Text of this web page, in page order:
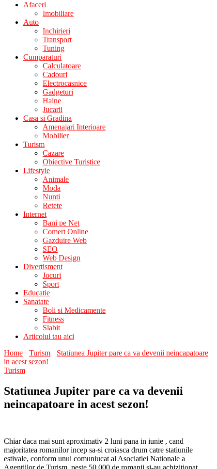
Afaceri
Imobiliare
Auto
Inchirieri
Transport
Tuning
Cumparaturi
Calculatoare
Cadouri
Electrocasnice
Gadgeturi
Haine
Jucarii
Casa si Gradina
Amenajari Interioare
Mobilier
Turism
Cazare
Obiective Turistice
Lifestyle
Animale
Moda
Nunti
Retete
Internet
Bani pe Net
Comert Online
Gazduire Web
SEO
Web Design
Divertisment
Jocuri
Sport
Educatie
Sanatate
Boli si Medicamente
Fitness
Slabit
Articolul tau aici
Home
Turism
Statiunea Jupiter pare ca va devenii neincapatoare
in acest sezon!
Turism
Statiunea Jupiter pare ca va devenii
neincapatoare in acest sezon!
Chiar daca mai sunt aproximativ 2 luni pana in iunie , cand
majoritatea romanilor incep sa-si croiasca drum catre statiunile
estivale, conform unui comuniucat al Asociatiei Nationale a
Agentiilor de Turism, peste 50.000 de romanii si-au achizitionat